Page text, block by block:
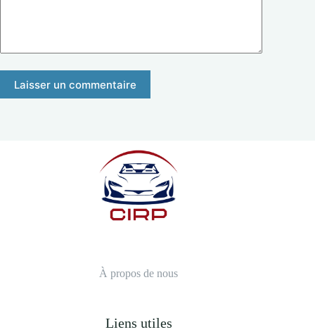
Laisser un commentaire
À propos de nous
Liens utiles